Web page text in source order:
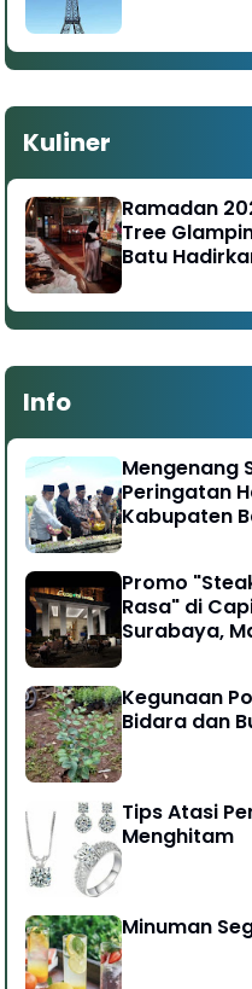
Sektoral
Jalan Raya
Kuliner
Ramadan
Tree
Batu
Tengah
Info
Mengenang
Peringatan
Kabupaten
Promo
Rasa" di
Surabaya,
Kegunaan
Bidara dan
Tips Atasi
Menghitam
Minuman